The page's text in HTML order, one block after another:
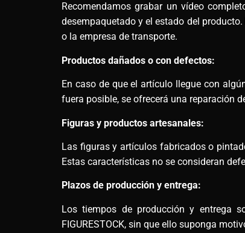
Recomendamos grabar un vídeo
desempaquetado y el estado del
o la empresa de transporte.
Productos dañados o con defectos:
En caso de que el artículo llegue con
fuera posible, se ofrecerá una reparación
Figuras y productos artesanales:
Las figuras y artículos fabricados o
Estas características no se consideran
Plazos de producción y entrega:
Los tiempos de producción y entrega
FIGURESTOCK, sin que ello suponga